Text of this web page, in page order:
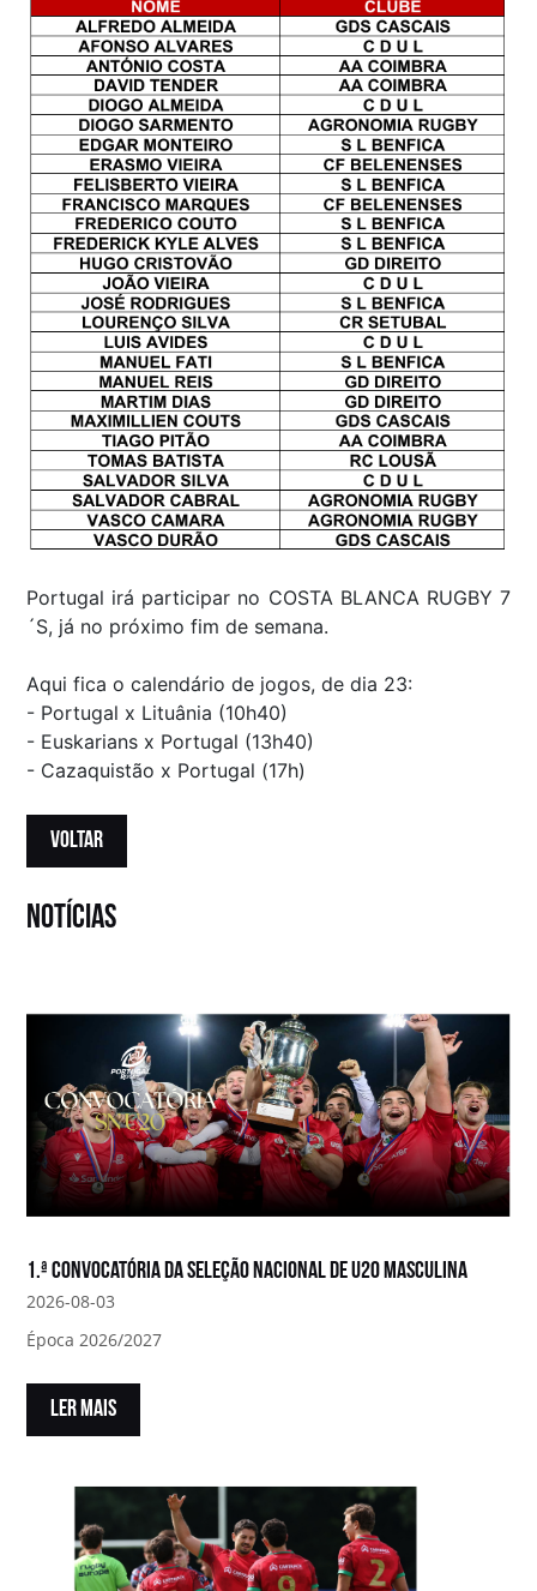
Portugal irá participar no COSTA BLANCA RUGBY 7
´S, já no próximo fim de semana.
Aqui fica o calendário de jogos, de dia 23:
- Portugal x Lituânia (10h40)
- Euskarians x Portugal (13h40)
- Cazaquistão x Portugal (17h)
VOLTAR
notícias
1.ª convocatória da Seleção Nacional de U20 Masculina
2026-08-03
Época 2026/2027
LER MAIS